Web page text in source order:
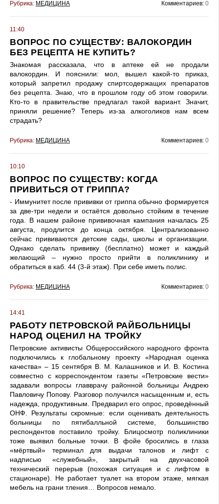
Рубрика: МЕДИЦИНА Комментариев: 0
11:40
ВОПРОС ПО СУЩЕСТВУ: ВАЛОКОРДИН
БЕЗ РЕЦЕПТА НЕ КУПИТЬ?
Знакомая рассказала, что в аптеке ей не продали
валокордин. И пояснили: мол, вышел какой-то приказ,
который запретил продажу спиртсодержащих препаратов
без рецепта. Знаю, что в прошлом году об этом говорили.
Кто-то в правительстве предлагал такой вариант. Значит,
приняли решение? Теперь из-за алкоголиков нам всем
страдать?
Рубрика: МЕДИЦИНА Комментариев: 0
10:10
ВОПРОС ПО СУЩЕСТВУ: КОГДА
ПРИВИТЬСЯ ОТ ГРИППА?
- Иммунитет после прививки от гриппа обычно формируется
за две-три недели и остаётся довольно стойким в течение
года. В нашем районе прививочная кампания началась 25
августа, продлится до конца октября. Централизованно
сейчас прививаются детские сады, школы и организации.
Однако сделать прививку (бесплатно) может и каждый
желающий – нужно просто прийти в поликлинику и
обратиться в каб. 44 (3-й этаж). При себе иметь полис.
Рубрика: МЕДИЦИНА Комментариев: 0
14:41
РАБОТУ ПЕТРОВСКОЙ РАЙБОЛЬНИЦЫ
НАРОД ОЦЕНИЛ НА ТРОЙКУ
Петровские активисты Общероссийского народного фронта
подключились к глобальному проекту «Народная оценка
качества» – 15 сентября В. М. Калашников и И. В. Костина
совместно с корреспондентом газеты «Петровские вести»
задавали вопросы главврачу районной больницы Андрею
Павловичу Попову. Разговор получился насыщенным и, есть
надежда, продуктивным. Предварил его опрос, проведённый
ОНФ. Результаты скромные: если оценивать деятельность
больницы по пятибалльной системе, большинство
респондентов поставило тройку. Блицосмотр поликлиники
тоже выявил больные точки. В фойе бросились в глаза
«мёртвый» терминал для выдачи талонов и лифт с
надписью «служебный», закрытый на двухчасовой
технический перерыв (похожая ситуация и с лифтом в
стационаре). Не работает туалет на втором этаже, мягкая
мебель на грани тления… Вопросов немало.